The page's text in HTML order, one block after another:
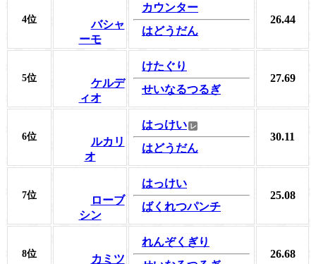
4位
バシャ
ーモ
カウンター
はどうだん
26.44
5位
ケルデ
ィオ
けたぐり
せいなるつるぎ
27.69
6位
ルカリ
オ
はっけい
はどうだん
30.11
7位
ローブ
シン
はっけい
ばくれつパンチ
25.08
8位
カミツ
れんぞくぎり
26.68